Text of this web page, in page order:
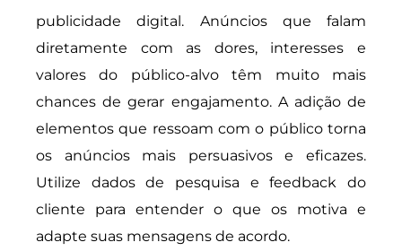
publicidade digital. Anúncios que falam
diretamente com as dores, interesses e
valores do público-alvo têm muito mais
chances de gerar engajamento. A adição de
elementos que ressoam com o público torna
os anúncios mais persuasivos e eficazes.
Utilize dados de pesquisa e feedback do
cliente para entender o que os motiva e
adapte suas mensagens de acordo.